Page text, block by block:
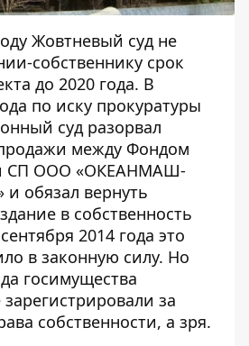
Жовтневый суд не
собственнику срок
до 2020 года. В
по иску прокуратуры
суд разорвал
между Фондом
СП ООО «ОКЕАНМАШ-
обязал вернуть
в собственность
2014 года это
в законную силу. Но
госимущества
за
собственности, а зря.